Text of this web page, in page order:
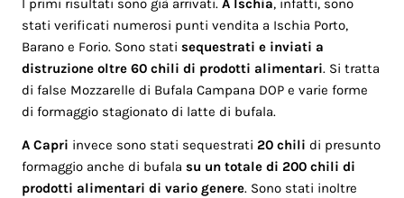
I primi risultati sono già arrivati.A Ischia, infatti, sono
stati verificati numerosi punti vendita a Ischia Porto,
Barano e Forio. Sono statisequestrati e inviati a
distruzione oltre 60 chili di prodotti alimentari. Si tratta
di false Mozzarelle di Bufala Campana DOP e varie forme
di formaggio stagionato di latte di bufala.
A Capri invece sono stati sequestrati20 chili di presunto
formaggio anche di bufala su un totale di 200 chili di
prodotti alimentari di vario genere. Sono stati inoltre